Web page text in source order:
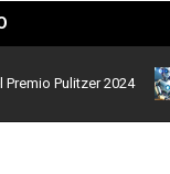
Pulitzer 2024